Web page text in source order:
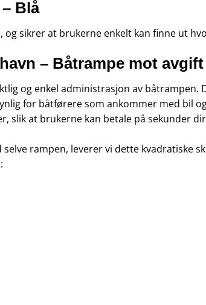
Blå
sikrer at brukerne enkelt kan finne ut
– Båtrampe mot avgift
og enkel administrasjon av båtrampen.
for båtførere som ankommer med bil
slik at brukerne kan betale på sekunder
rampen, leverer vi dette kvadratiske